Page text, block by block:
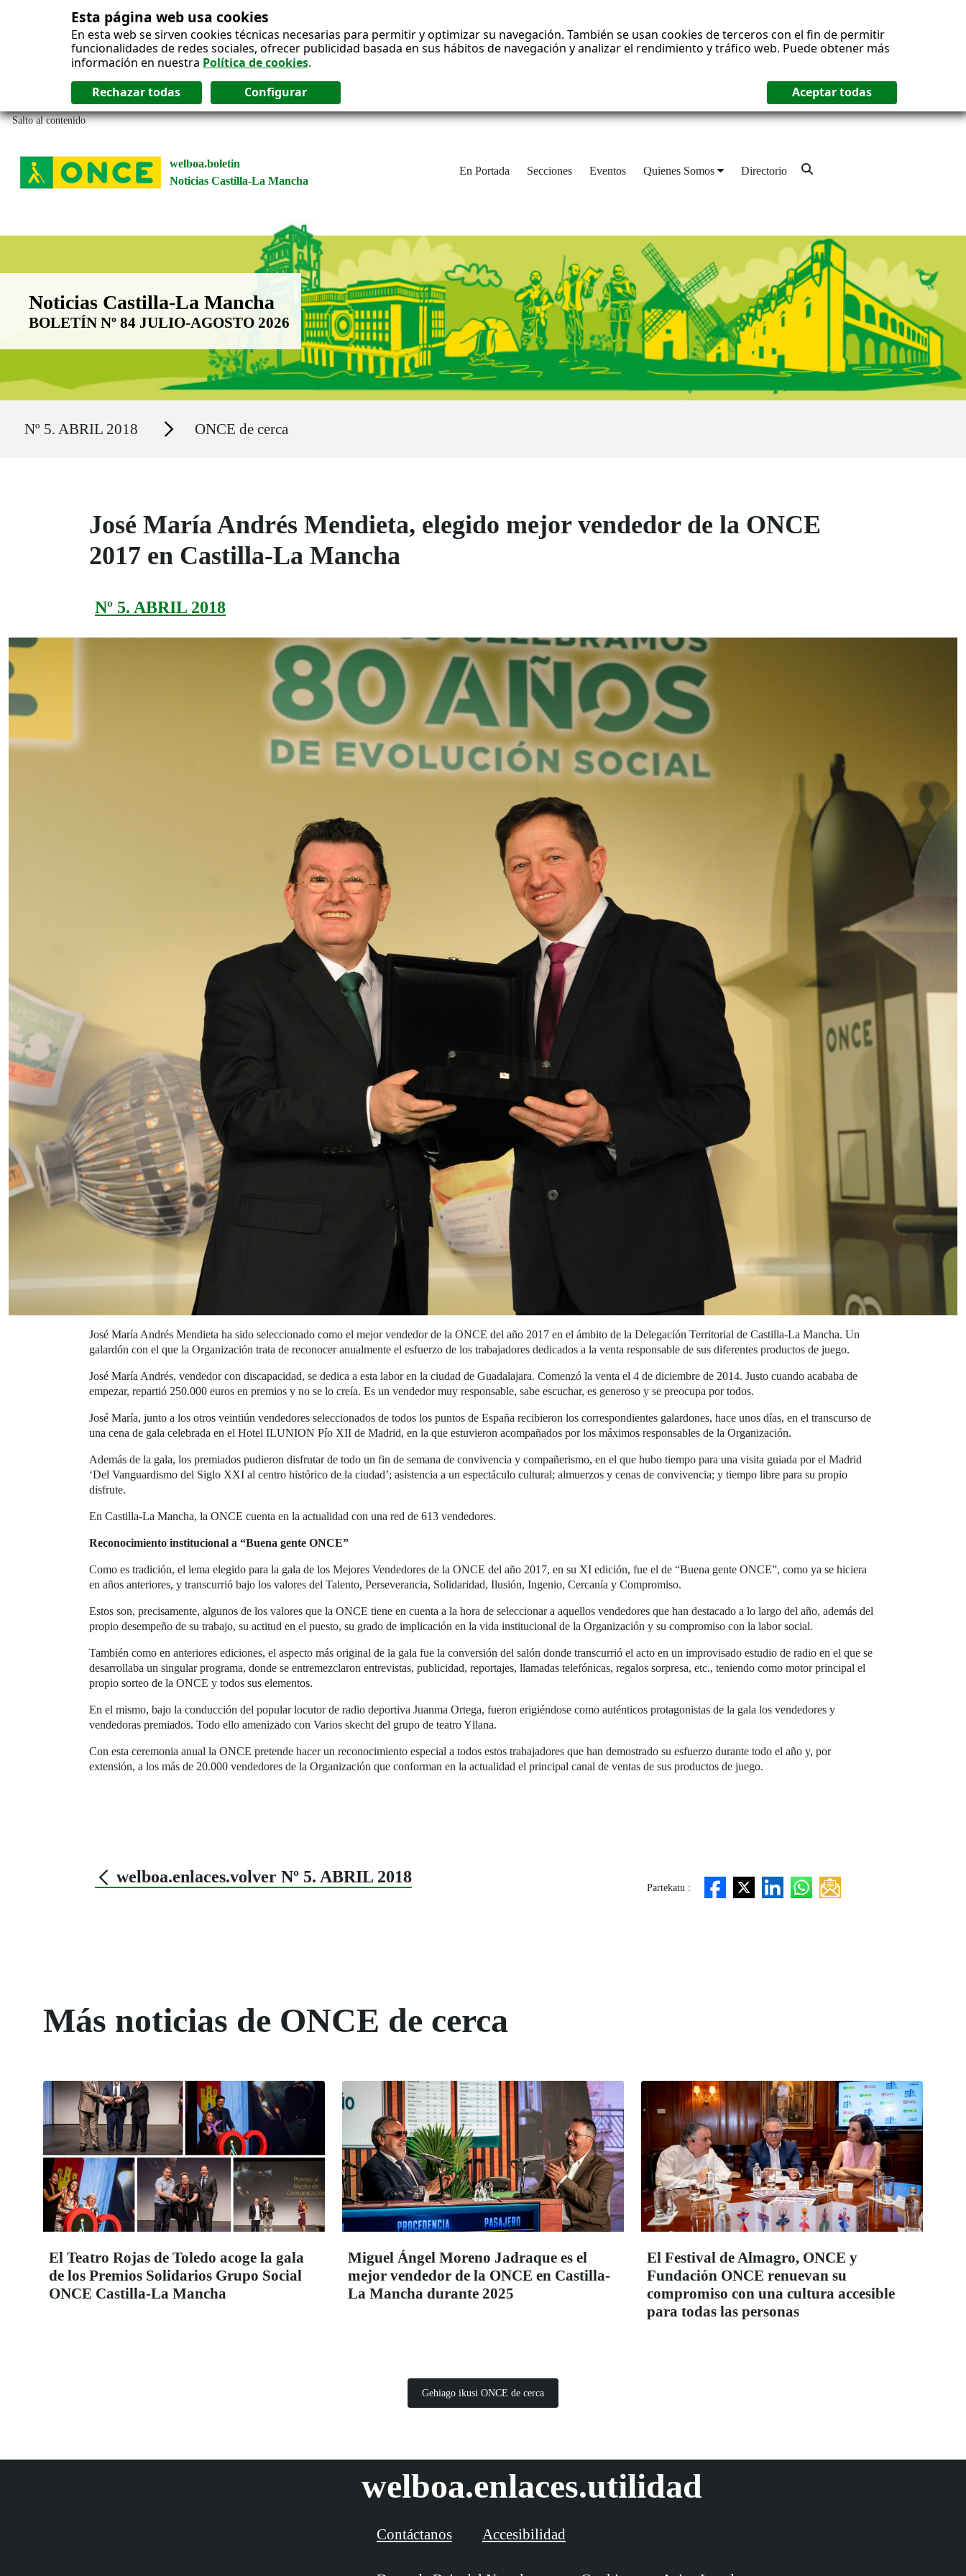
Esta página web usa cookies
En esta web se sirven cookies técnicas necesarias para permitir y optimizar su navegación. También se usan cookies de terceros con el fin de permitir
funcionalidades de redes sociales, ofrecer publicidad basada en sus hábitos de navegación y analizar el rendimiento y tráfico web. Puede obtener más
información en nuestra Política de cookies.
Salto al contenido
welboa.boletin
Noticias Castilla-La Mancha
En Portada Secciones Eventos Quienes Somos Directorio
Boletín Noticias Castilla-La Mancha
Noticias Castilla-La Mancha
BOLETÍN Nº 84 JULIO-AGOSTO 2026
Nº 5. ABRIL 2018 Secciones ONCE de cerca
José María Andrés Mendieta, elegido mejor vendedor de la ONCE
2017 en Castilla-La Mancha
Nº 5. ABRIL 2018
José María Andrés Mendieta ha sido seleccionado como el mejor vendedor de la ONCE del año 2017 en el ámbito de la Delegación Territorial de Castilla-La Mancha. Un
galardón con el que la Organización trata de reconocer anualmente el esfuerzo de los trabajadores dedicados a la venta responsable de sus diferentes productos de juego.
José María Andrés, vendedor con discapacidad, se dedica a esta labor en la ciudad de Guadalajara. Comenzó la venta el 4 de diciembre de 2014. Justo cuando acababa de
empezar, repartió 250.000 euros en premios y no se lo creía. Es un vendedor muy responsable, sabe escuchar, es generoso y se preocupa por todos.
José María, junto a los otros veintiún vendedores seleccionados de todos los puntos de España recibieron los correspondientes galardones, hace unos días, en el transcurso de
una cena de gala celebrada en el Hotel ILUNION Pío XII de Madrid, en la que estuvieron acompañados por los máximos responsables de la Organización.
Además de la gala, los premiados pudieron disfrutar de todo un fin de semana de convivencia y compañerismo, en el que hubo tiempo para una visita guiada por el Madrid
‘Del Vanguardismo del Siglo XXI al centro histórico de la ciudad’; asistencia a un espectáculo cultural; almuerzos y cenas de convivencia; y tiempo libre para su propio
disfrute.
En Castilla-La Mancha, la ONCE cuenta en la actualidad con una red de 613 vendedores.
Reconocimiento institucional a “Buena gente ONCE”
Como es tradición, el lema elegido para la gala de los Mejores Vendedores de la ONCE del año 2017, en su XI edición, fue el de “Buena gente ONCE”, como ya se hiciera
en años anteriores, y transcurrió bajo los valores del Talento, Perseverancia, Solidaridad, Ilusión, Ingenio, Cercanía y Compromiso.
Estos son, precisamente, algunos de los valores que la ONCE tiene en cuenta a la hora de seleccionar a aquellos vendedores que han destacado a lo largo del año, además del
propio desempeño de su trabajo, su actitud en el puesto, su grado de implicación en la vida institucional de la Organización y su compromiso con la labor social.
También como en anteriores ediciones, el aspecto más original de la gala fue la conversión del salón donde transcurrió el acto en un improvisado estudio de radio en el que se
desarrollaba un singular programa, donde se entremezclaron entrevistas, publicidad, reportajes, llamadas telefónicas, regalos sorpresa, etc., teniendo como motor principal el
propio sorteo de la ONCE y todos sus elementos.
En el mismo, bajo la conducción del popular locutor de radio deportiva Juanma Ortega, fueron erigiéndose como auténticos protagonistas de la gala los vendedores y
vendedoras premiados. Todo ello amenizado con Varios skecht del grupo de teatro Yllana.
Con esta ceremonia anual la ONCE pretende hacer un reconocimiento especial a todos estos trabajadores que han demostrado su esfuerzo durante todo el año y, por
extensión, a los más de 20.000 vendedores de la Organización que conforman en la actualidad el principal canal de ventas de sus productos de juego.
welboa.enlaces.volver Nº 5. ABRIL 2018
Partekatu :
Más noticias de ONCE de cerca
El Teatro Rojas de Toledo acoge la gala
de los Premios Solidarios Grupo Social
ONCE Castilla-La Mancha
Miguel Ángel Moreno Jadraque es el
mejor vendedor de la ONCE en Castilla-
La Mancha durante 2025
El Festival de Almagro, ONCE y
Fundación ONCE renuevan su
compromiso con una cultura accesible
para todas las personas
Gehiago ikusi ONCE de cerca
welboa.enlaces.utilidad
Contáctanos Accesibilidad